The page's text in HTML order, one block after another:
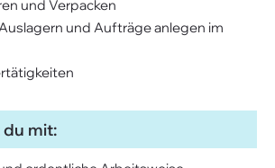
und Verpacken
und Aufträge anlegen im
mit: